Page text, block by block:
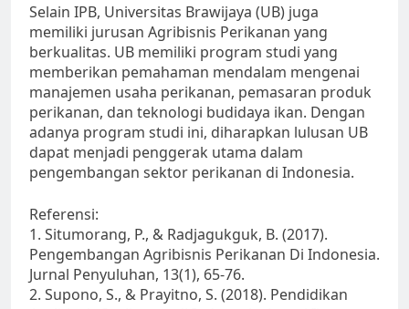
Selain IPB, Universitas Brawijaya (UB) juga
memiliki jurusan Agribisnis Perikanan yang
berkualitas. UB memiliki program studi yang
memberikan pemahaman mendalam mengenai
manajemen usaha perikanan, pemasaran produk
perikanan, dan teknologi budidaya ikan. Dengan
adanya program studi ini, diharapkan lulusan UB
dapat menjadi penggerak utama dalam
pengembangan sektor perikanan di Indonesia.
Referensi:
1. Situmorang, P., & Radjagukguk, B. (2017).
Pengembangan Agribisnis Perikanan Di Indonesia.
Jurnal Penyuluhan, 13(1), 65-76.
2. Supono, S., & Prayitno, S. (2018). Pendidikan